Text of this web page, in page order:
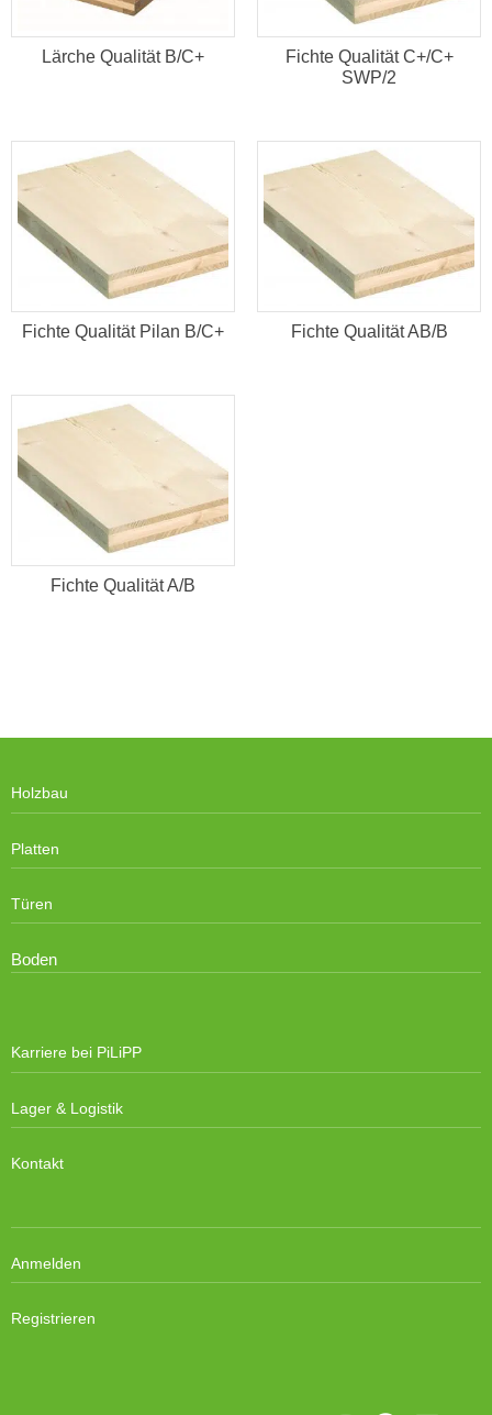
Lärche Qualität B/C+
Fichte Qualität C+/C+
SWP/2
Fichte Qualität Pilan B/C+ Fichte Qualität AB/B
Fichte Qualität A/B
Holzbau
Platten
Türen
Boden
Karriere bei PiLiPP
Lager & Logistik
Kontakt
Anmelden
Registrieren